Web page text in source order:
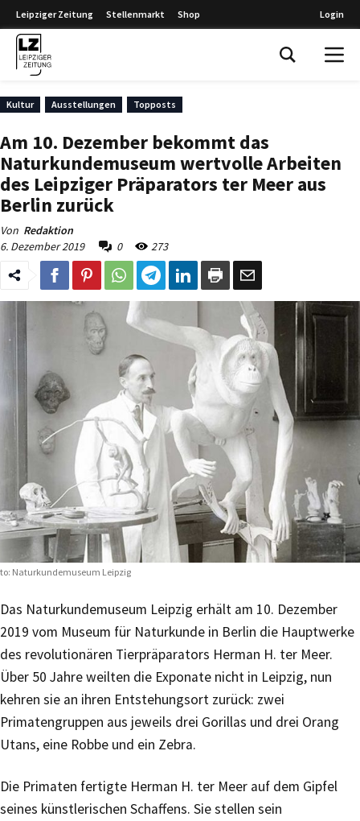
Leipziger Zeitung Stellenmarkt Shop Login
Kultur Ausstellungen Topposts
Am 10. Dezember bekommt das
Naturkundemuseum wertvolle Arbeiten
des Leipziger Präparators ter Meer aus
Berlin zurück
Von Redaktion
6. Dezember 2019
0 273
Naturkundemuseum Leipzig
Das Naturkundemuseum Leipzig erhält am 10. Dezember
2019 vom Museum für Naturkunde in Berlin die Hauptwerke
des revolutionären Tierpräparators Herman H. ter Meer.
Über 50 Jahre weilten die Exponate nicht in Leipzig, nun
kehren sie an ihren Entstehungsort zurück: zwei
Primatengruppen aus jeweils drei Gorillas und drei Orang
Utans, eine Robbe und ein Zebra.
Die Primaten fertigte Herman H. ter Meer auf dem Gipfel
seines künstlerischen Schaffens. Sie stellen sein